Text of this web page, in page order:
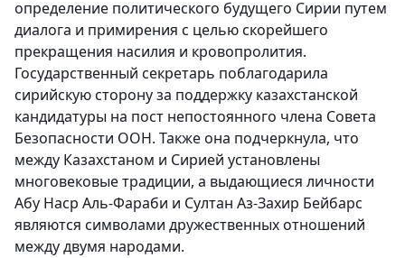
определение политического будущего Сирии путем
диалога и примирения с целью скорейшего
прекращения насилия и кровопролития.
Государственный секретарь поблагодарила
сирийскую сторону за поддержку казахстанской
кандидатуры на пост непостоянного члена Совета
Безопасности ООН. Также она подчеркнула, что
между Казахстаном и Сирией установлены
многовековые традиции, а выдающиеся личности
Абу Наср Аль-Фараби и Султан Аз-Захир Бейбарс
являются символами дружественных отношений
между двумя народами.